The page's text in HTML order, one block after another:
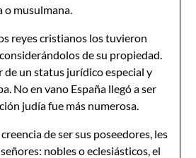
o musulmana.
reyes cristianos los tuvieron
de su propiedad.
de un status jurídico especial y
No en vano España llegó a ser
judía fue más numerosa.
de ser sus poseedores, les
nobles o eclesiásticos, el